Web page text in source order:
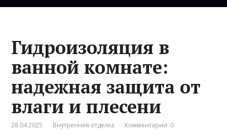
Гидроизоляция в
ванной комнате:
надежная защита от
влаги и плесени
28.04.2025 Внутренняя отделка Комментарии: 0